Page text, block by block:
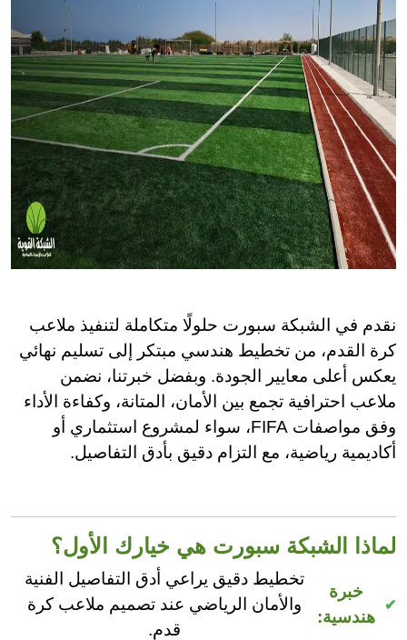
نقدم في الشبكة سبورت حلولًا متكاملة لتنفيذ ملاعب
كرة القدم، من تخطيط هندسي مبتكر إلى تسليم نهائي
يعكس أعلى معايير الجودة. وبفضل خبرتنا، نضمن
ملاعب احترافية تجمع بين الأمان، المتانة، وكفاءة الأداء
وفق مواصفات FIFA، سواء لمشروع استثماري أو
أكاديمية رياضية، مع التزام دقيق بأدق التفاصيل.
لماذا الشبكة سبورت هي خيارك الأول؟
خبرة
هندسية:
تخطيط دقيق يراعي أدق التفاصيل الفنية
والأمان الرياضي عند تصميم ملاعب كرة
قدم.